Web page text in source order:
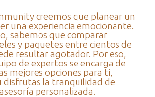
creemos que planear un
una experiencia emocionante.
sabemos que comparar
y paquetes entre cientos de
resultar agotador. Por eso,
de expertos se encarga de
mejores opciones para ti,
disfrutas la tranquilidad de
personalizada.